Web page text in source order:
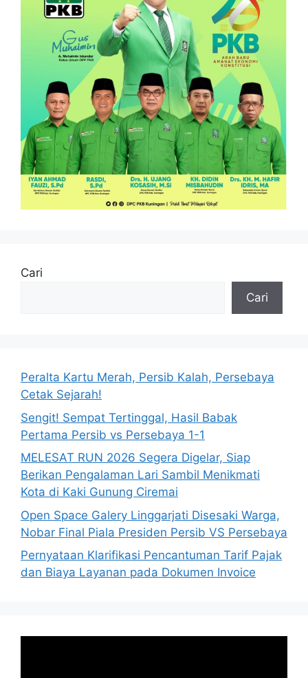
Cari
Cari
Peralta Kartu Merah, Persib Kalah, Persebaya
Cetak Sejarah!
Sengit! Sempat Tertinggal, Hasil Babak
Pertama Persib vs Persebaya 1-1
MELESAT RUN 2026 Segera Digelar, Siap
Berikan Pengalaman Lari Sambil Menikmati
Kota di Kaki Gunung Ciremai
Open Space Galery Linggarjati Disesaki Warga,
Nobar Final Piala Presiden Persib VS Persebaya
Pernyataan Klarifikasi Pencantuman Tarif Pajak
dan Biaya Layanan pada Dokumen Invoice